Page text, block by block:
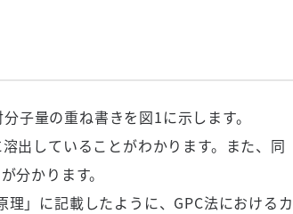
子量の重ね書きを図1に示します。
出していることがわかります。また、同
分かります。
」に記載したように、GPC法におけるカ